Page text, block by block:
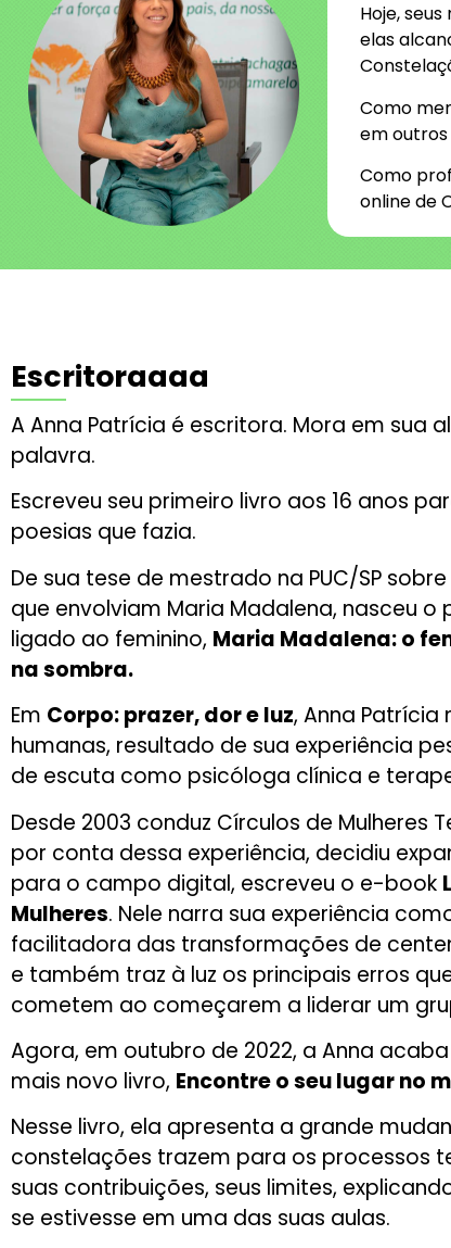
Hoje,
elas
Como
em outros
Como
online de
Escritoraaaa
A Anna Patrícia é escritora. Mora em sua
palavra.
Escreveu seu primeiro livro aos 16 anos
poesias que fazia.
De sua tese de mestrado na PUC/SP
que envolviam Maria Madalena, nasceu o
ligado ao feminino, Maria Madalena: o
na sombra.
Em Corpo: prazer, dor e luz, Anna Patrícia
humanas, resultado de sua experiência
de escuta como psicóloga clínica e
Desde 2003 conduz Círculos de Mulheres
por conta dessa experiência, decidiu
para o campo digital, escreveu o e-book
Mulheres. Nele narra sua experiência
facilitadora das transformações de
e também traz à luz os principais erros
cometem ao começarem a liderar um
Agora, em outubro de 2022, a Anna
mais novo livro, Encontre o seu lugar no
Nesse livro, ela apresenta a grande
constelações trazem para os processos
suas contribuições, seus limites,
se estivesse em uma das suas aulas.